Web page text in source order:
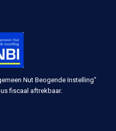
Nut Beogende Instelling"
fiscaal aftrekbaar.